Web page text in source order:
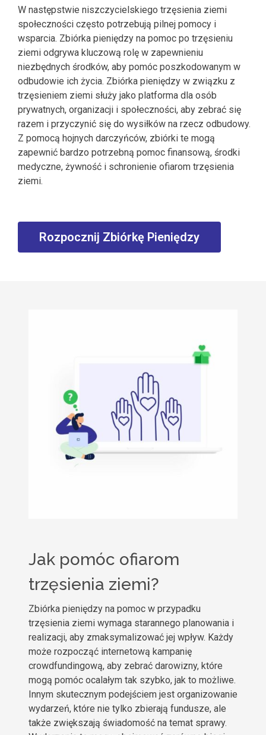
W następstwie niszczycielskiego trzęsienia ziemi
społeczności często potrzebują pilnej pomocy i
wsparcia. Zbiórka pieniędzy na pomoc po trzęsieniu
ziemi odgrywa kluczową rolę w zapewnieniu
niezbędnych środków, aby pomóc poszkodowanym w
odbudowie ich życia. Zbiórka pieniędzy w związku z
trzęsieniem ziemi służy jako platforma dla osób
prywatnych, organizacji i społeczności, aby zebrać się
razem i przyczynić się do wysiłków na rzecz odbudowy.
Z pomocą hojnych darczyńców, zbiórki te mogą
zapewnić bardzo potrzebną pomoc finansową, środki
medyczne, żywność i schronienie ofiarom trzęsienia
ziemi.
Rozpocznij Zbiórkę Pieniędzy
Jak pomóc ofiarom
trzęsienia ziemi?
Zbiórka pieniędzy na pomoc w przypadku
trzęsienia ziemi wymaga starannego planowania i
realizacji, aby zmaksymalizować jej wpływ. Każdy
może rozpocząć internetową kampanię
crowdfundingową, aby zebrać darowizny, które
mogą pomóc ocalałym tak szybko, jak to możliwe.
Innym skutecznym podejściem jest organizowanie
wydarzeń, które nie tylko zbierają fundusze, ale
także zwiększają świadomość na temat sprawy.